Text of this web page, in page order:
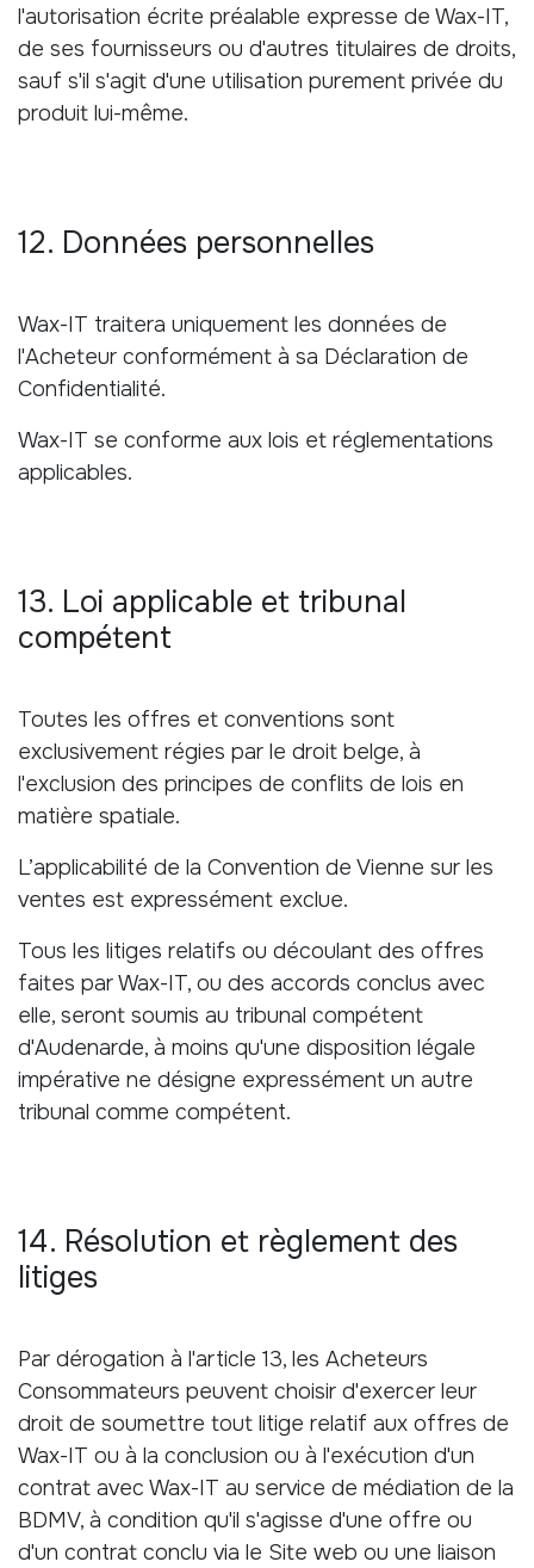
l'autorisation écrite préalable expresse de Wax-IT,
de ses fournisseurs ou d'autres titulaires de droits,
sauf s'il s'agit d'une utilisation purement privée du
produit lui-même.
12. Données personnelles
Wax-IT traitera uniquement les données de
l'Acheteur conformément à sa Déclaration de
Confidentialité.
Wax-IT se conforme aux lois et réglementations
applicables.
13. Loi applicable et tribunal
compétent
Toutes les offres et conventions sont
exclusivement régies par le droit belge, à
l'exclusion des principes de conflits de lois en
matière spatiale.
L’applicabilité de la Convention de Vienne sur les
ventes est expressément exclue.
Tous les litiges relatifs ou découlant des offres
faites par Wax-IT, ou des accords conclus avec
elle, seront soumis au tribunal compétent
d'Audenarde, à moins qu'une disposition légale
impérative ne désigne expressément un autre
tribunal comme compétent.
14. Résolution et règlement des
litiges
Par dérogation à l'article 13, les Acheteurs
Consommateurs peuvent choisir d'exercer leur
droit de soumettre tout litige relatif aux offres de
Wax-IT ou à la conclusion ou à l'exécution d'un
contrat avec Wax-IT au service de médiation de la
BDMV, à condition qu'il s'agisse d'une offre ou
d'un contrat conclu via le Site web ou une liaison